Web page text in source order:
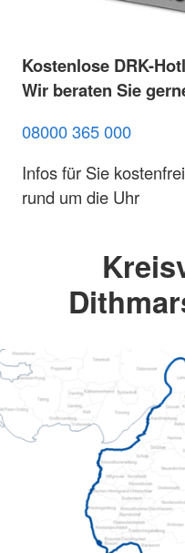
Kostenlose DRK-
Wir beraten Sie
08000 365 000
Infos für Sie kostenfrei
rund um die Uhr